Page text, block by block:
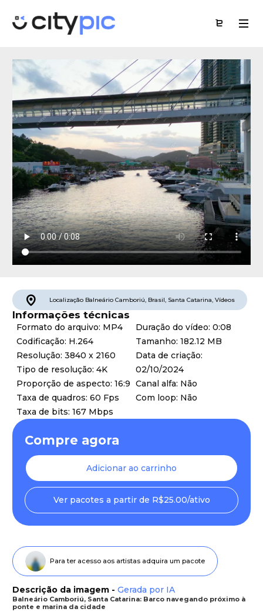
Localização Balneário Camboriú, Brasil, Santa Catarina, Vídeos
Informações técnicas
Formato do arquivo: MP4
Codificação: H.264
Resolução: 3840 x 2160
Tipo de resolução: 4K
Proporção de aspecto: 16:9
Taxa de quadros: 60 Fps
Taxa de bits: 167 Mbps
Duração do vídeo: 0:08
Tamanho: 182.12 MB
Data de criação:
02/10/2024
Canal alfa: Não
Com loop: Não
Compre agora
Adicionar ao carrinho
Ver pacotes a partir de R$25.00/ativo
Para ter acesso aos artistas adquira um pacote
Descrição da imagem - Gerada por IA
Balneário Camboriú, Santa Catarina: Barco navegando próximo à
ponte e marina da cidade